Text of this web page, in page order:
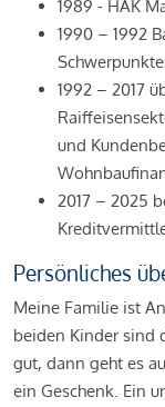
1989 - HAK
1990 – 1992
1992 – 2017
und
2017 – 2025
Persönliches
Meine Familie ist
beiden Kinder sind
gut, dann geht es
ein Geschenk. Ein